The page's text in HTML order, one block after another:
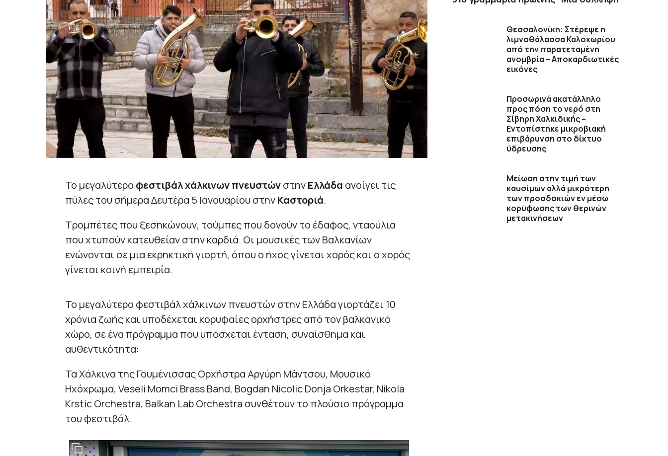
Το μεγαλύτερο φεστιβάλ χάλκινων πνευστώνστηνΕλλάδα ανοίγει τις
πύλες του σήμερα Δευτέρα 5 Ιανουαρίου στηνΚαστοριά.
Τρομπέτες που ξεσηκώνουν, τούμπες που δονούν το έδαφος, νταούλια
που χτυπούν κατευθείαν στην καρδιά. Οι μουσικές των Βαλκανίων
ενώνονται σε μια εκρηκτική γιορτή, όπου ο ήχος γίνεται χορός και ο χορός
γίνεται κοινή εμπειρία.
Το μεγαλύτερο φεστιβάλ χάλκινων πνευστών στην Ελλάδα γιορτάζει 10
χρόνια ζωής και υποδέχεται κορυφαίες ορχήστρες από τον βαλκανικό
χώρο, σε ένα πρόγραμμα που υπόσχεται ένταση, συναίσθημα και
αυθεντικότητα:
Τα Χάλκινα της Γουμένισσας Ορχήστρα Αργύρη Μάντσου, Μουσικό
Ηχόχρωμα, Veseli Momci Brass Band, Bogdan Nicolic Donja Orkestar, Nikola
Krstic Orchestra, Balkan Lab Orchestra συνθέτουν το πλούσιο πρόγραμμα
του φεστιβάλ.
Θεσσαλονίκη: Στέρεψε η
λιμνοθάλασσα Καλοχωρίου
από την παρατεταμένη
ανομβρία – Αποκαρδιωτικές
εικόνες
Προσωρινά ακατάλληλο
προς πόση το νερό στη
Σίβηρη Χαλκιδικής –
Εντοπίστηκε μικροβιακή
επιβάρυνση στο δίκτυο
ύδρευσης
Μείωση στην τιμή των
καυσίμων αλλά μικρότερη
των προσδοκιών εν μέσω
κορύφωσης των θερινών
μετακινήσεων